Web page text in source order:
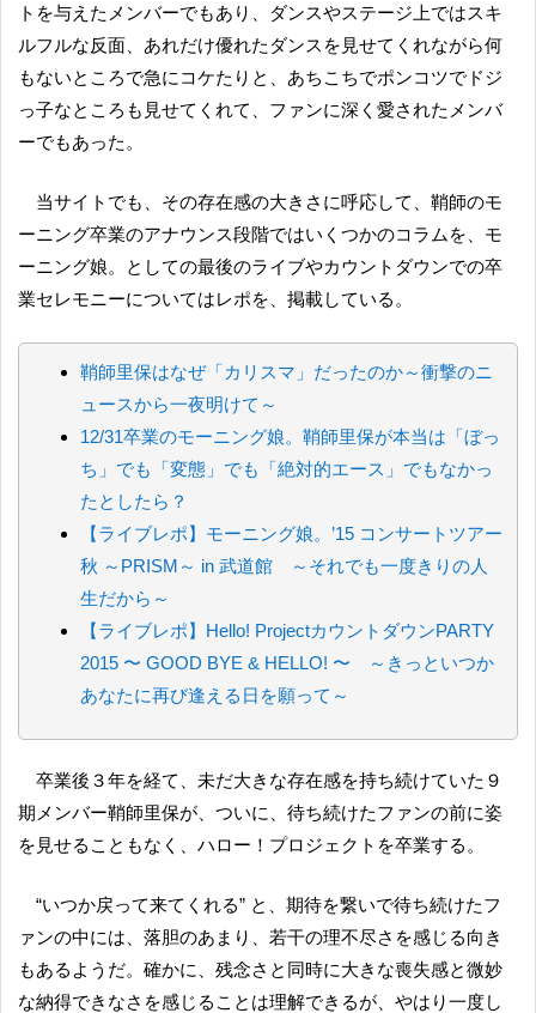
トを与えたメンバーでもあり、ダンスやステージ上ではスキ
ルフルな反面、あれだけ優れたダンスを見せてくれながら何
もないところで急にコケたりと、あちこちでポンコツでドジ
っ子なところも見せてくれて、ファンに深く愛されたメンバ
ーでもあった。
当サイトでも、その存在感の大きさに呼応して、鞘師のモ
ーニング卒業のアナウンス段階ではいくつかのコラムを、モ
ーニング娘。としての最後のライブやカウントダウンでの卒
業セレモニーについてはレポを、掲載している。
鞘師里保はなぜ「カリスマ」だったのか～衝撃のニ
ュースから一夜明けて～
12/31卒業のモーニング娘。鞘師里保が本当は「ぼっ
ち」でも「変態」でも「絶対的エース」でもなかっ
たとしたら？
【ライブレポ】モーニング娘。’15 コンサートツアー
秋 ～PRISM～ in 武道館 ～それでも一度きりの人
生だから～
【ライブレポ】Hello! ProjectカウントダウンPARTY
2015 〜 GOOD BYE & HELLO! 〜 ～きっといつか
あなたに再び逢える日を願って～
卒業後３年を経て、未だ大きな存在感を持ち続けていた９
期メンバー鞘師里保が、ついに、待ち続けたファンの前に姿
を見せることもなく、ハロー！プロジェクトを卒業する。
“いつか戻って来てくれる” と、期待を繋いで待ち続けたフ
ァンの中には、落胆のあまり、若干の理不尽さを感じる向き
もあるようだ。確かに、残念さと同時に大きな喪失感と微妙
な納得できなさを感じることは理解できるが、やはり一度し